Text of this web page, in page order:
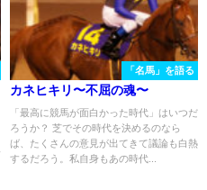
「名馬」を語る
カネヒキリ〜不屈の魂〜
「最高に競馬が面白かった時代」はいつだ
ろうか？ 芝でその時代を決めるのなら
ば、たくさんの意見が出てきて議論も白熱
するだろう。私自身もあの時代...